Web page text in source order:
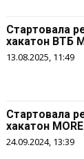
Стартовала
хакатон ВТБ
13.08.2025, 11:49
Стартовала
хакатон
24.09.2024, 13:39